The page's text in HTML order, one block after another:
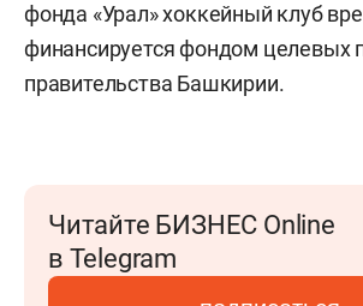
фонда «Урал» хоккейный клуб
финансируется фондом целевых
правительства Башкирии.
Читайте БИЗНЕС Online
в Telegram